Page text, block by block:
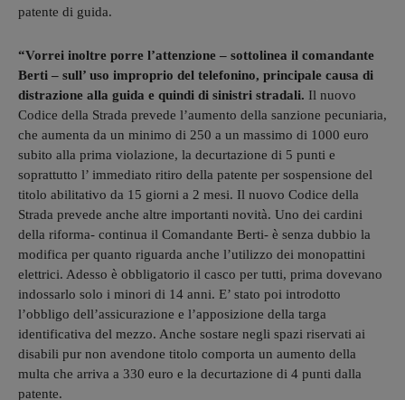
patente di guida.
“Vorrei inoltre porre l’attenzione – sottolinea il comandante
Berti – sull’ uso improprio del telefonino, principale causa di
distrazione alla guida e quindi di sinistri stradali. Il nuovo
Codice della Strada prevede l’aumento della sanzione pecuniaria,
che aumenta da un minimo di 250 a un massimo di 1000 euro
subito alla prima violazione, la decurtazione di 5 punti e
soprattutto l’ immediato ritiro della patente per sospensione del
titolo abilitativo da 15 giorni a 2 mesi. Il nuovo Codice della
Strada prevede anche altre importanti novità. Uno dei cardini
della riforma- continua il Comandante Berti- è senza dubbio la
modifica per quanto riguarda anche l’utilizzo dei monopattini
elettrici. Adesso è obbligatorio il casco per tutti, prima dovevano
indossarlo solo i minori di 14 anni. E’ stato poi introdotto
l’obbligo dell’assicurazione e l’apposizione della targa
identificativa del mezzo. Anche sostare negli spazi riservati ai
disabili pur non avendone titolo comporta un aumento della
multa che arriva a 330 euro e la decurtazione di 4 punti dalla
patente.